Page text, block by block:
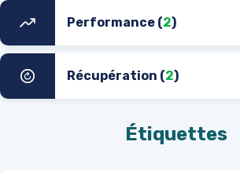
Performance (2)
Récupération (2)
Étiquettes